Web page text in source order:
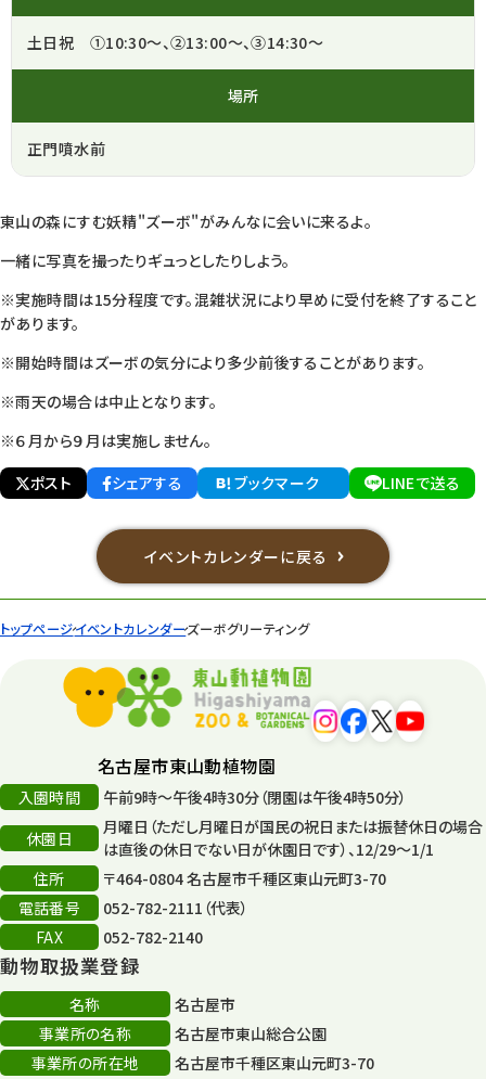
トップページイベントカレンダーズーボグリーティング
土日祝 ①10:30～、②13:00～、③14:30～
場所
正門噴水前
東山の森にすむ妖精"ズーボ"がみんなに会いに来るよ。
一緒に写真を撮ったりギュっとしたりしよう。
※実施時間は15分程度です。混雑状況により早めに受付を終了すること
があります。
※開始時間はズーボの気分により多少前後することがあります。
※雨天の場合は中止となります。
※６月から９月は実施しません。
ポスト
シェアする ブックマーク LINEで送る
イベントカレンダーに戻る
名古屋市東山動植物園
入園時間
午前9時～午後4時30分（閉園は午後4時50分）
休園日
月曜日（ただし月曜日が国民の祝日または振替休日の場合
は直後の休日でない日が休園日です）、12/29～1/1
住所
〒464-0804 名古屋市千種区東山元町3-70
電話番号
052-782-2111（代表）
FAX
052-782-2140
動物取扱業登録
名称
名古屋市
事業所の名称
名古屋市東山総合公園
事業所の所在地
名古屋市千種区東山元町3-70